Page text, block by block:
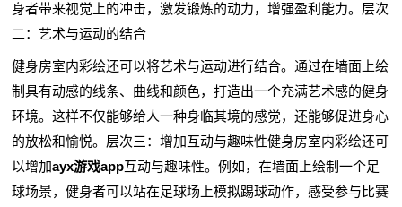
身者带来视觉上的冲击，激发锻炼的动力，增强盈利能力。层次
二：艺术与运动的结合
健身房室内彩绘还可以将艺术与运动进行结合。通过在墙面上绘
制具有动感的线条、曲线和颜色，打造出一个充满艺术感的健身
环境。这样不仅能够给人一种身临其境的感觉，还能够促进身心
的放松和愉悦。层次三：增加互动与趣味性健身房室内彩绘还可
以增加ayx游戏app互动与趣味性。例如，在墙面上绘制一个足
球场景，健身者可以站在足球场上模拟踢球动作，感受参与比赛